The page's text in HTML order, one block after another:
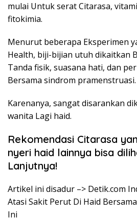
mulai Untuk serat Citarasa,
fitokimia.
Menurut beberapa Eksperimen
Health, biji-bijian utuh dikaitkan
Tanda fisik, suasana hati, dan
Bersama sindrom pramenstruasi.
Karenanya, sangat disarankan
wanita Lagi haid.
Rekomendasi Citarasa
nyeri haid lainnya bisa
Lanjutnya!
Artikel ini disadur –> Detik.com
Atasi Sakit Perut Di Haid
Ini